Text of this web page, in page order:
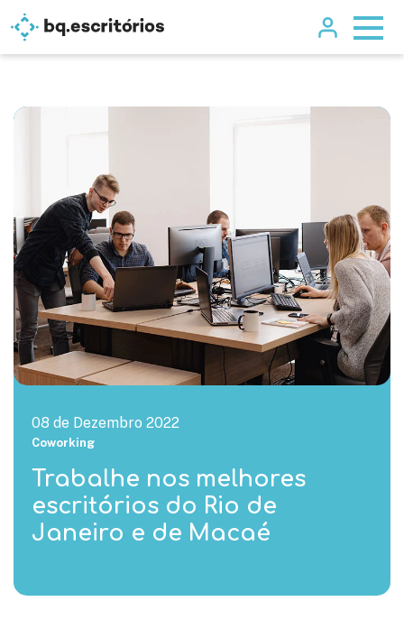
08 de Dezembro 2022
Coworking
Trabalhe nos melhores
escritórios do Rio de
Janeiro e de Macaé